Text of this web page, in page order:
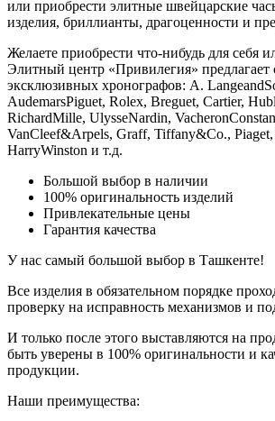
или приобрести элитные швейцарские
изделия, бриллианты, драгоценности и
Желаете приобрести что-нибудь для себя
Элитный центр «Привилегия» предлагает
эксклюзивных хронографов: A.
AudemarsPiguet, Rolex, Breguet, Cartier,
RichardMille, UlysseNardin,
VanCleef&Arpels, Graff, Tiffany&Co.,
HarryWinston и т.д.
Большой выбор в наличии
100% оригинальность изделий
Привлекательные цены
Гарантия качества
У нас самый большой выбор в Ташкенте!
Все изделия в обязательном порядке
проверку на исправность механизмов и
И только после этого выставляются на
быть уверены в 100% оригинальности и
продукции.
Наши преимущества: